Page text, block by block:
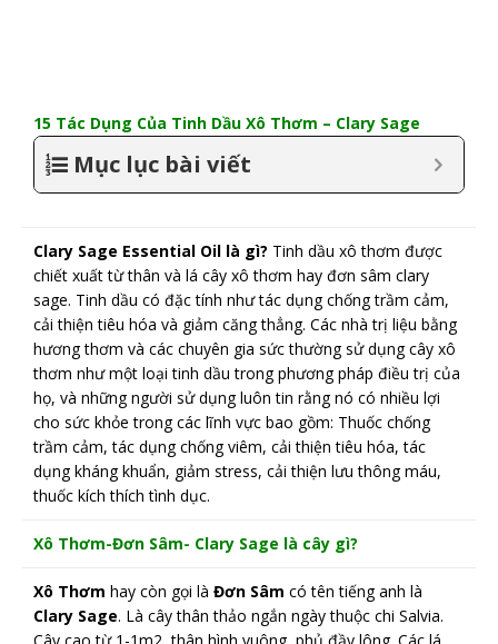
15 Tác Dụng Của Tinh Dầu Xô Thơm – Clary Sage
Mục lục bài viết
Clary Sage Essential Oil là gì? Tinh dầu xô thơm được
chiết xuất từ thân và lá cây xô thơm hay đơn sâm clary
sage. Tinh dầu có đặc tính như tác dụng chống trầm cảm,
cải thiện tiêu hóa và giảm căng thẳng. Các nhà trị liệu bằng
hương thơm và các chuyên gia sức thường sử dụng cây xô
thơm như một loại tinh dầu trong phương pháp điều trị của
họ, và những người sử dụng luôn tin rằng nó có nhiều lợi
cho sức khỏe trong các lĩnh vực bao gồm: Thuốc chống
trầm cảm, tác dụng chống viêm, cải thiện tiêu hóa, tác
dụng kháng khuẩn, giảm stress, cải thiện lưu thông máu,
thuốc kích thích tình dục.
Xô Thơm-Đơn Sâm- Clary Sage là cây gì?
Xô Thơm hay còn gọi là Đơn Sâm có tên tiếng anh là
Clary Sage. Là cây thân thảo ngắn ngày thuộc chi Salvia.
Cây cao từ 1-1m2, thân hình vuông, phủ đầy lông. Các lá